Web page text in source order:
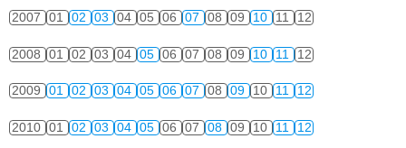
2007 01 02 03 04 05 06 07 08 09 10 11 12
2008 01 02 03 04 05 06 07 08 09 10 11 12
2009 01 02 03 04 05 06 07 08 09 10 11 12
2010 01 02 03 04 05 06 07 08 09 10 11 12